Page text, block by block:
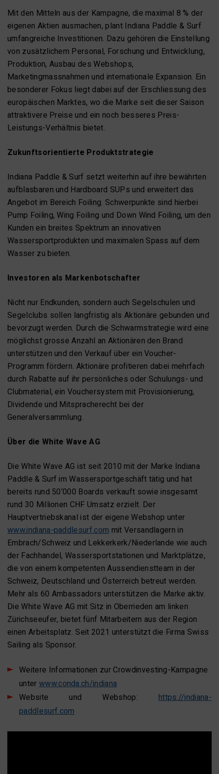
Mit den Mitteln aus der Kampagne, die maximal 8 % der
eigenen Aktien ausmachen, plant Indiana Paddle & Surf
umfangreiche Investitionen. Dazu gehören die Einstellung
von zusätzlichem Personal, Forschung und Entwicklung,
Produktion, Ausbau des Webshops,
Marketingmassnahmen und internationale Expansion. Ein
besonderer Fokus liegt dabei auf der Erschliessung des
europäischen Marktes, wo die Marke seit dieser Saison
attraktivere Preise und ein noch besseres Preis-
Leistungs-Verhältnis bietet.
Zukunftsorientierte Produktstrategie
Indiana Paddle & Surf setzt weiterhin auf ihre bewährten
aufblasbaren und Hardboard SUPs und erweitert das
Angebot im Bereich Foiling. Schwerpunkte sind hierbei
Pump Foiling, Wing Foiling und Down Wind Foiling, um den
Kunden ein breites Spektrum an innovativen
Wassersportprodukten und maximalen Spass auf dem
Wasser zu bieten.
Investoren als Markenbotschafter
Nicht nur Endkunden, sondern auch Segelschulen und
Segelclubs sollen langfristig als Aktionäre gebunden und
bevorzugt werden. Durch die Schwarmstrategie wird eine
möglichst grosse Anzahl an Aktionären den Brand
unterstützen und den Verkauf über ein Voucher-
Programm fördern. Aktionäre profitieren dabei mehrfach
durch Rabatte auf ihr persönliches oder Schulungs- und
Clubmaterial, ein Vouchersystem mit Provisionierung,
Dividende und Mitspracherecht bei der
Generalversammlung.
Über die White Wave AG
Die White Wave AG ist seit 2010 mit der Marke Indiana
Paddle & Surf im Wassersportgeschäft tätig und hat
bereits rund 50‘000 Boards verkauft sowie insgesamt
rund 30 Millionen CHF Umsatz erzielt. Der
Hauptvertriebskanal ist der eigene Webshop unter
www.indiana-paddlesurf.com mit Versandlagern in
Embrach/Schweiz und Lekkerkerk/Niederlande wie auch
der Fachhandel, Wassersportstationen und Marktplätze,
die von einem kompetenten Aussendienstteam in der
Schweiz, Deutschland und Österreich betreut werden.
Mehr als 60 Ambassadors unterstützen die Marke aktiv.
Die White Wave AG mit Sitz in Oberrieden am linken
Zürichseeufer, bietet fünf Mitarbeitern aus der Region
einen Arbeitsplatz. Seit 2021 unterstützt die Firma Swiss
Sailing als Sponsor.
Weitere Informationen zur Crowdinvesting-Kampagne
unter www.conda.ch/indiana
Website und Webshop: https://indiana-
paddlesurf.com